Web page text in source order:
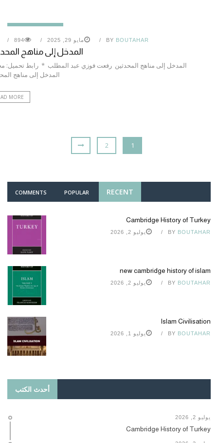
BY BOUTAHAR مايو 29, 2025 894
المدخل إلى مناهج
المدخل إلى مناهج المحدثين رفعت فوزي عبد المطلب * رابط تحميل:
المدخل إلى مناهج
MORE
1
2
RECENT
POPULAR
COMMENTS
Cambridge History of Turkey
BY BOUTAHAR يوليو 2, 2026
new cambridge history of islam
BY BOUTAHAR يوليو 2, 2026
Islam Civilisation
BY BOUTAHAR يوليو 1, 2026
أحدث الكتب
يوليو 2, 2026
Cambridge History of Turkey